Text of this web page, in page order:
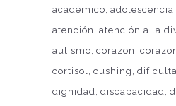
académico adolescencia
atención atención a la
autismo corazon
cortisol cushing
dignidad discapacidad